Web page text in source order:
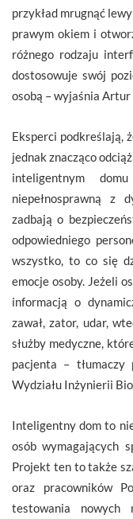
przykład mrugnąć
prawym okiem i
różnego rodzaju
dostosowuje swój
osobą – wyjaśnia Artur
Eksperci podkreślają,
jednak znacząco
inteligentnym
niepełnosprawną z
zadbają o
odpowiedniego
wszystko, to co się
emocje osoby. Jeżeli
informacją o
zawał, zator, udar,
służby medyczne,
pacjenta –
Wydziału Inżynierii
Inteligentny dom to
osób wymagających
Projekt ten to także
oraz pracowników
testowania nowych